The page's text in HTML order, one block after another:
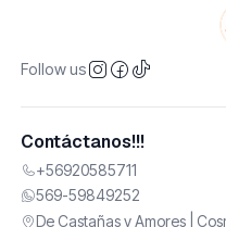
Follow us
Contáctanos!!!
+56920585711
569-59849252
De Castañas y Amores |